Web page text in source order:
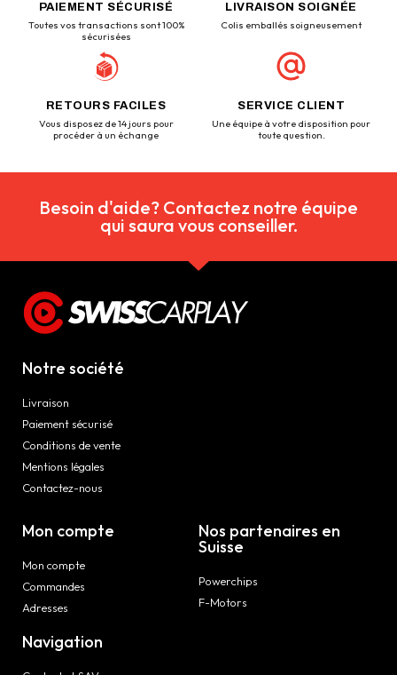
PAIEMENT SÉCURISÉ
Toutes vos transactions sont 100%
sécurisées
LIVRAISON SOIGNÉE
Colis emballés soigneusement
RETOURS FACILES
Vous disposez de 14 jours pour
procéder à un échange
SERVICE CLIENT
Une équipe à votre disposition pour
toute question.
Besoin d'aide? Contactez notre équipe
qui saura vous conseiller.
Notre société
Livraison
Paiement sécurisé
Conditions de vente
Mentions légales
Contactez-nous
Mon compte
Mon compte
Commandes
Adresses
Navigation
Nos partenaires en
Suisse
Powerchips
F-Motors